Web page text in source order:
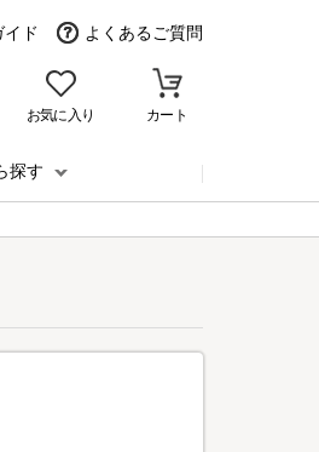
イド よくあるご質問
お気に入り カート
探す